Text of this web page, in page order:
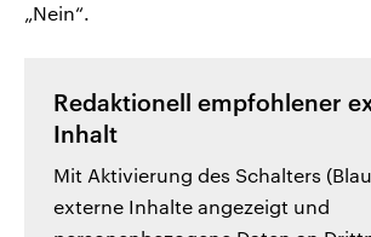
„Nein“.
Redaktionell empfohlener
Inhalt
Mit Aktivierung des Schalters
externe Inhalte angezeigt und